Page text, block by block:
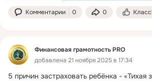
Комментарии 0 0
Финансовая грамотность PRO
добавлена 21 ноября 2025 в 17:34
5 причин застраховать ребёнка - «Тихая